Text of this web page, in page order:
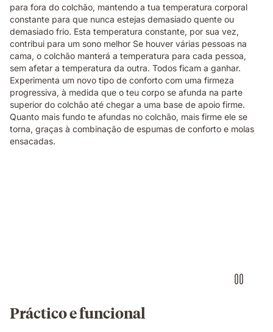
para fora do colchão, mantendo a tua temperatura corporal
constante para que nunca estejas demasiado quente ou
demasiado frio. Esta temperatura constante, por sua vez,
contribui para um sono melhor Se houver várias pessoas na
cama, o colchão manterá a temperatura para cada pessoa,
sem afetar a temperatura da outra. Todos ficam a ganhar.
Experimenta um novo tipo de conforto com uma firmeza
progressiva, à medida que o teu corpo se afunda na parte
superior do colchão até chegar a uma base de apoio firme.
Quanto mais fundo te afundas no colchão, mais firme ele se
torna, graças à combinação de espumas de conforto e molas
ensacadas.
Práctico e funcional